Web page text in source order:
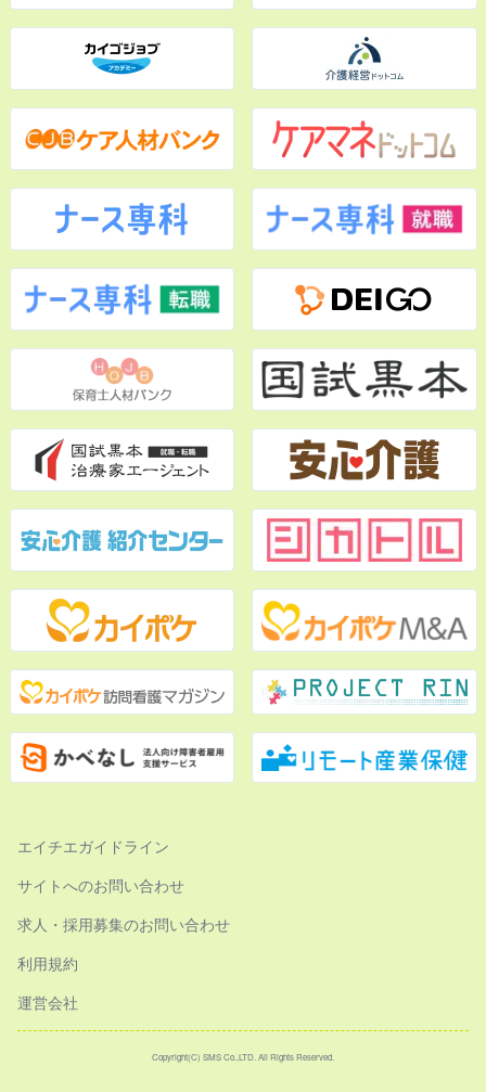
エイチエガイドライン
サイトへのお問い合わせ
求人・採用募集のお問い合わせ
利用規約
運営会社
Copyright(C) SMS Co.,LTD. All Rights Reserved.